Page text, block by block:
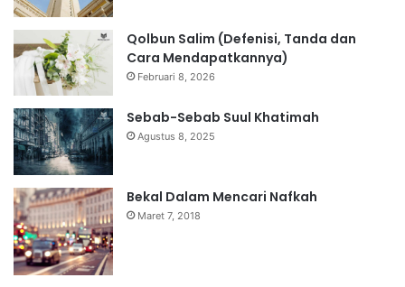
Qolbun Salim (Defenisi, Tanda dan
Cara Mendapatkannya)
Februari 8, 2026
Sebab-Sebab Suul Khatimah
Agustus 8, 2025
Bekal Dalam Mencari Nafkah
Maret 7, 2018